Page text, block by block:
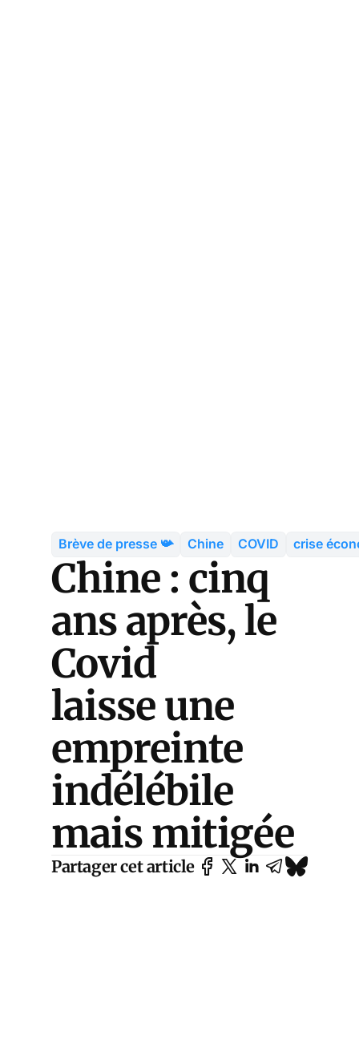
Brève de presse 📯 Chine COVID crise
Chine : cinq
ans après, le
Covid
laisse une
empreinte
indélébile
mais mitigée
Partager cet article